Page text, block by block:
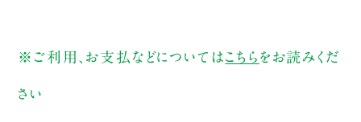
※ご利用、お支払などについてはこちら をお読みくだ
さい